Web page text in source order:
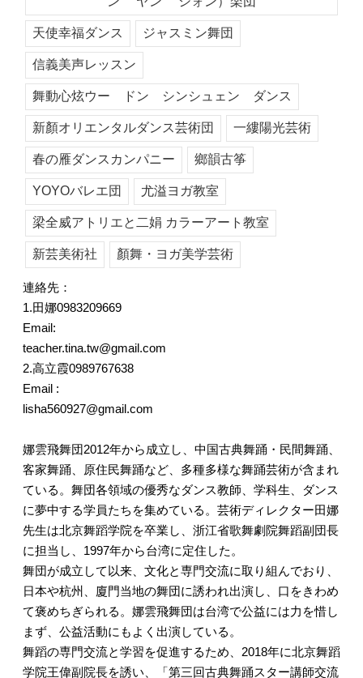
天使幸福ダンス ジャスミン舞団
信義美声レッスン
舞動心炫ウー ドン シンシュェン ダンス
新顏オリエンタルダンス芸術団 一縷陽光芸術
春の雁ダンスカンパニー 鄉韻古筝
YOYOバレエ団 尤溢ヨガ教室
梁全威アトリエと二娟 カラーアート教室
新芸美術社 顏舞・ヨガ美学芸術
連絡先：
1.田娜0983209669
Email:
teacher.tina.tw@gmail.com
2.高立霞0989767638
Email :
lisha560927@gmail.com
娜雲飛舞団2012年から成立し、中国古典舞踊・民間舞踊、
客家舞踊、原住民舞踊など、多種多様な舞踊芸術が含まれ
ている。舞団各領域の優秀なダンス教師、学科生、ダンス
に夢中する学員たちを集めている。芸術ディレクター田娜
先生は北京舞蹈学院を卒業し、浙江省歌舞劇院舞蹈副団長
に担当し、1997年から台湾に定住した。
舞団が成立して以来、文化と専門交流に取り組んでおり、
日本や杭州、廈門当地の舞団に誘われ出演し、口をきわめ
て褒めちぎられる。娜雲飛舞団は台湾で公益には力を惜し
まず、公益活動にもよく出演している。
舞蹈の専門交流と学習を促進するため、2018年に北京舞蹈
学院王偉副院長を誘い、「第三回古典舞踊スター講師交流